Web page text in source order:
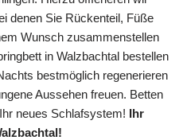
denen Sie Rückenteil, Füße
Wunsch zusammenstellen
in Walzbachtal bestellen
bestmöglich regenerieren
Aussehen freuen. Betten
neues Schlafsystem! Ihr